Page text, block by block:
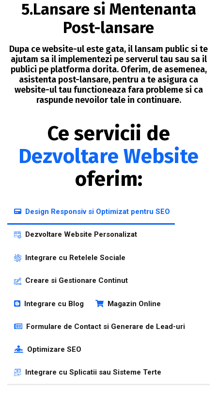
5.Lansare si Mentenanta
Post-lansare
Dupa ce website-ul este gata, il lansam public si te
ajutam sa il implementezi pe serverul tau sau sa il
publici pe platforma dorita. Oferim, de asemenea,
asistenta post-lansare, pentru a te asigura ca
website-ul tau functioneaza fara probleme si ca
raspunde nevoilor tale in continuare.
Ce servicii de
Dezvoltare Website
oferim:
Design Responsiv si Optimizat pentru SEO
Dezvoltare Website Personalizat
Integrare cu Retelele Sociale
Creare si Gestionare Continut
Integrare cu Blog Magazin Online
Formulare de Contact si Generare de Lead-uri
Optimizare SEO
Integrare cu Splicatii sau Sisteme Terte